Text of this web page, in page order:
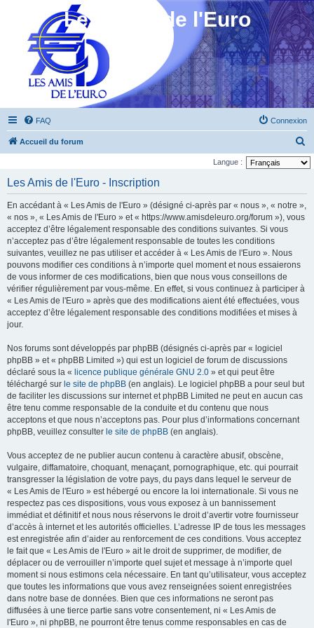
Les Amis de l'Euro
FAQ Connexion
Accueil du forum
e
Langue :
Les Amis de l'Euro - Inscription
En accédant à « Les Amis de l'Euro » (désigné ci-après par « nous », « notre »,
« nos », « Les Amis de l'Euro » et « https://www.amisdeleuro.org/forum »), vous
acceptez d’être légalement responsable des conditions suivantes. Si vous
n’acceptez pas d’être légalement responsable de toutes les conditions
suivantes, veuillez ne pas utiliser et accéder à « Les Amis de l'Euro ». Nous
pouvons modifier ces conditions à n’importe quel moment et nous essaierons
de vous informer de ces modifications, bien que nous vous conseillons de
vérifier régulièrement par vous-même. En effet, si vous continuez à participer à
« Les Amis de l'Euro » après que des modifications aient été effectuées, vous
acceptez d’être légalement responsable des conditions modifiées et mises à
jour.
Nos forums sont développés par phpBB (désignés ci-après par « logiciel
phpBB » et « phpBB Limited ») qui est un logiciel de forum de discussions
déclaré sous la « licence publique générale GNU 2.0 » et qui peut être
téléchargé sur le site de phpBB (en anglais). Le logiciel phpBB a pour seul but
de faciliter les discussions sur internet et phpBB Limited ne peut en aucun cas
être tenu comme responsable de la conduite et du contenu que nous
acceptons et que nous n’acceptons pas. Pour plus d’informations concernant
phpBB, veuillez consulter le site de phpBB (en anglais).
Vous acceptez de ne publier aucun contenu à caractère abusif, obscène,
vulgaire, diffamatoire, choquant, menaçant, pornographique, etc. qui pourrait
transgresser la législation de votre pays, du pays dans lequel le serveur de
« Les Amis de l'Euro » est hébergé ou encore la loi internationale. Si vous ne
respectez pas ces dispositions, vous vous exposez à un bannissement
immédiat et définitif et nous nous réservons le droit d’avertir votre fournisseur
d’accès à internet et les autorités officielles. L’adresse IP de tous les messages
est enregistrée afin d’aider au renforcement de ces conditions. Vous acceptez
le fait que « Les Amis de l'Euro » ait le droit de supprimer, de modifier, de
déplacer ou de verrouiller n’importe quel sujet et message à n’importe quel
moment si nous estimons cela nécessaire. En tant qu’utilisateur, vous acceptez
que toutes les informations que vous avez renseignées soient enregistrées
dans notre base de données. Bien que ces informations ne seront pas
diffusées à une tierce partie sans votre consentement, ni « Les Amis de
l'Euro », ni phpBB, ne pourront être tenus comme responsables en cas de